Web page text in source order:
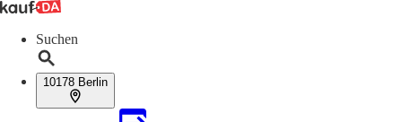
Suchen
10178 Berlin